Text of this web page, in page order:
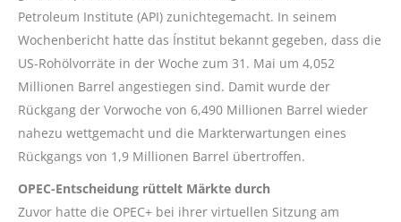
Petroleum Institute (API) zunichtegemacht. In seinem
Wochenbericht hatte das Ínstitut bekannt gegeben, dass die
US-Rohölvorräte in der Woche zum 31. Mai um 4,052
Millionen Barrel angestiegen sind. Damit wurde der
Rückgang der Vorwoche von 6,490 Millionen Barrel wieder
nahezu wettgemacht und die Markterwartungen eines
Rückgangs von 1,9 Millionen Barrel übertroffen.
OPEC-Entscheidung rüttelt Märkte durch
Zuvor hatte die OPEC+ bei ihrer virtuellen Sitzung am